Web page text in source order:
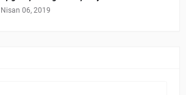
Nisan 06, 2019